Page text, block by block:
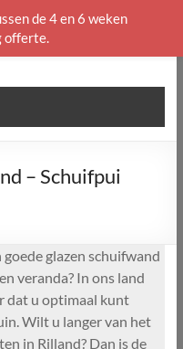
– Schuifpui
glazen schuifwand
veranda? In ons land
dat u optimaal kunt
Wilt u langer van het
in Rilland? Dan is de
de 4 en 6 weken
offerte.